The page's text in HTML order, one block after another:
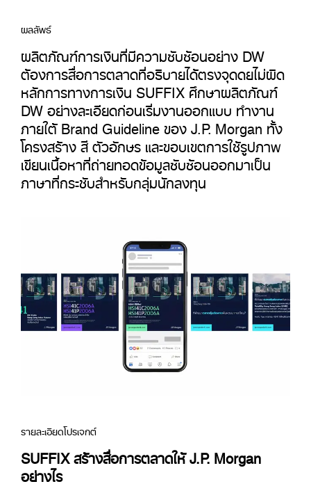
ผลลัพธ์
ผลิตภัณฑ์การเงินที่มีความซับซ้อนอย่าง DW
ต้องการสื่อการตลาดที่อธิบายได้ตรงจุดดยไม่ผิด
หลักการทางการเงิน SUFFIX ศึกษาผลิตภัณฑ์
DW อย่างละเอียดก่อนเริ่มงานออกแบบ ทำงาน
ภายใต้ Brand Guideline ของ J.P. Morgan ทั้ง
โครงสร้าง สี ตัวอักษร และขอบเขตการใช้รูปภาพ
เขียนเนื้อหาที่ถ่ายทอดข้อมูลซับซ้อนออกมาเป็น
ภาษาที่กระชับสำหรับกลุ่มนักลงทุน
รายละเอียดโปรเจกต์
SUFFIX สร้างสื่อการตลาดให้ J.P. Morgan
อย่างไร